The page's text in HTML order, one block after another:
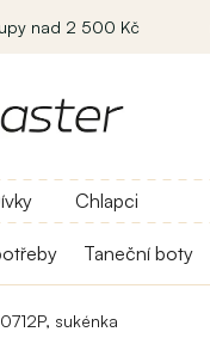
nad 2 500 Kč
Chlapci
Taneční boty
sukénka